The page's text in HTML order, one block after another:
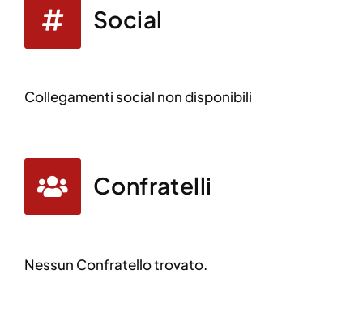
Social
Collegamenti social non disponibili
Confratelli
Nessun Confratello trovato.